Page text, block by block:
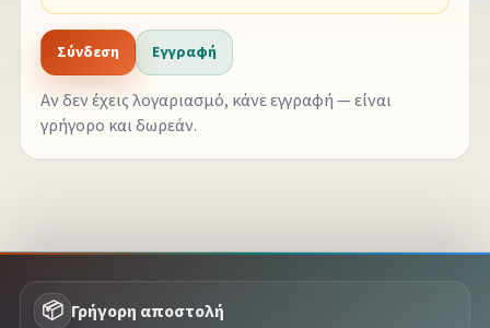
Σύνδεση Εγγραφή
Αν δεν έχεις λογαριασμό, κάνε εγγραφή — είναι
γρήγορο και δωρεάν.
📦 Γρήγορη αποστολή